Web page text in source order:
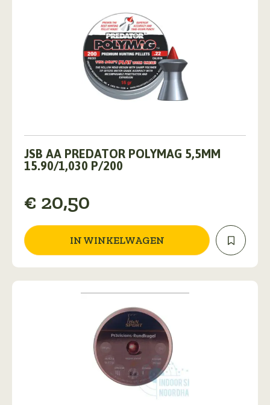
JSB AA PREDATOR POLYMAG 5,5MM
15.90/1,030 P/200
€ 20,50
IN WINKELWAGEN